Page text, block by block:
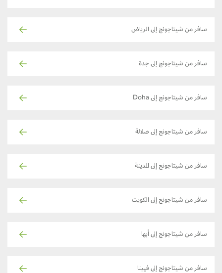
سافر من شيتاجونج إلى الرياض
سافر من شيتاجونج إلى جدة
سافر من شيتاجونج إلى Doha
سافر من شيتاجونج إلى صلالة
سافر من شيتاجونج إلى المدينة
سافر من شيتاجونج إلى الكويت
سافر من شيتاجونج إلى أبها
سافر من شيتاجونج إلى فيينا